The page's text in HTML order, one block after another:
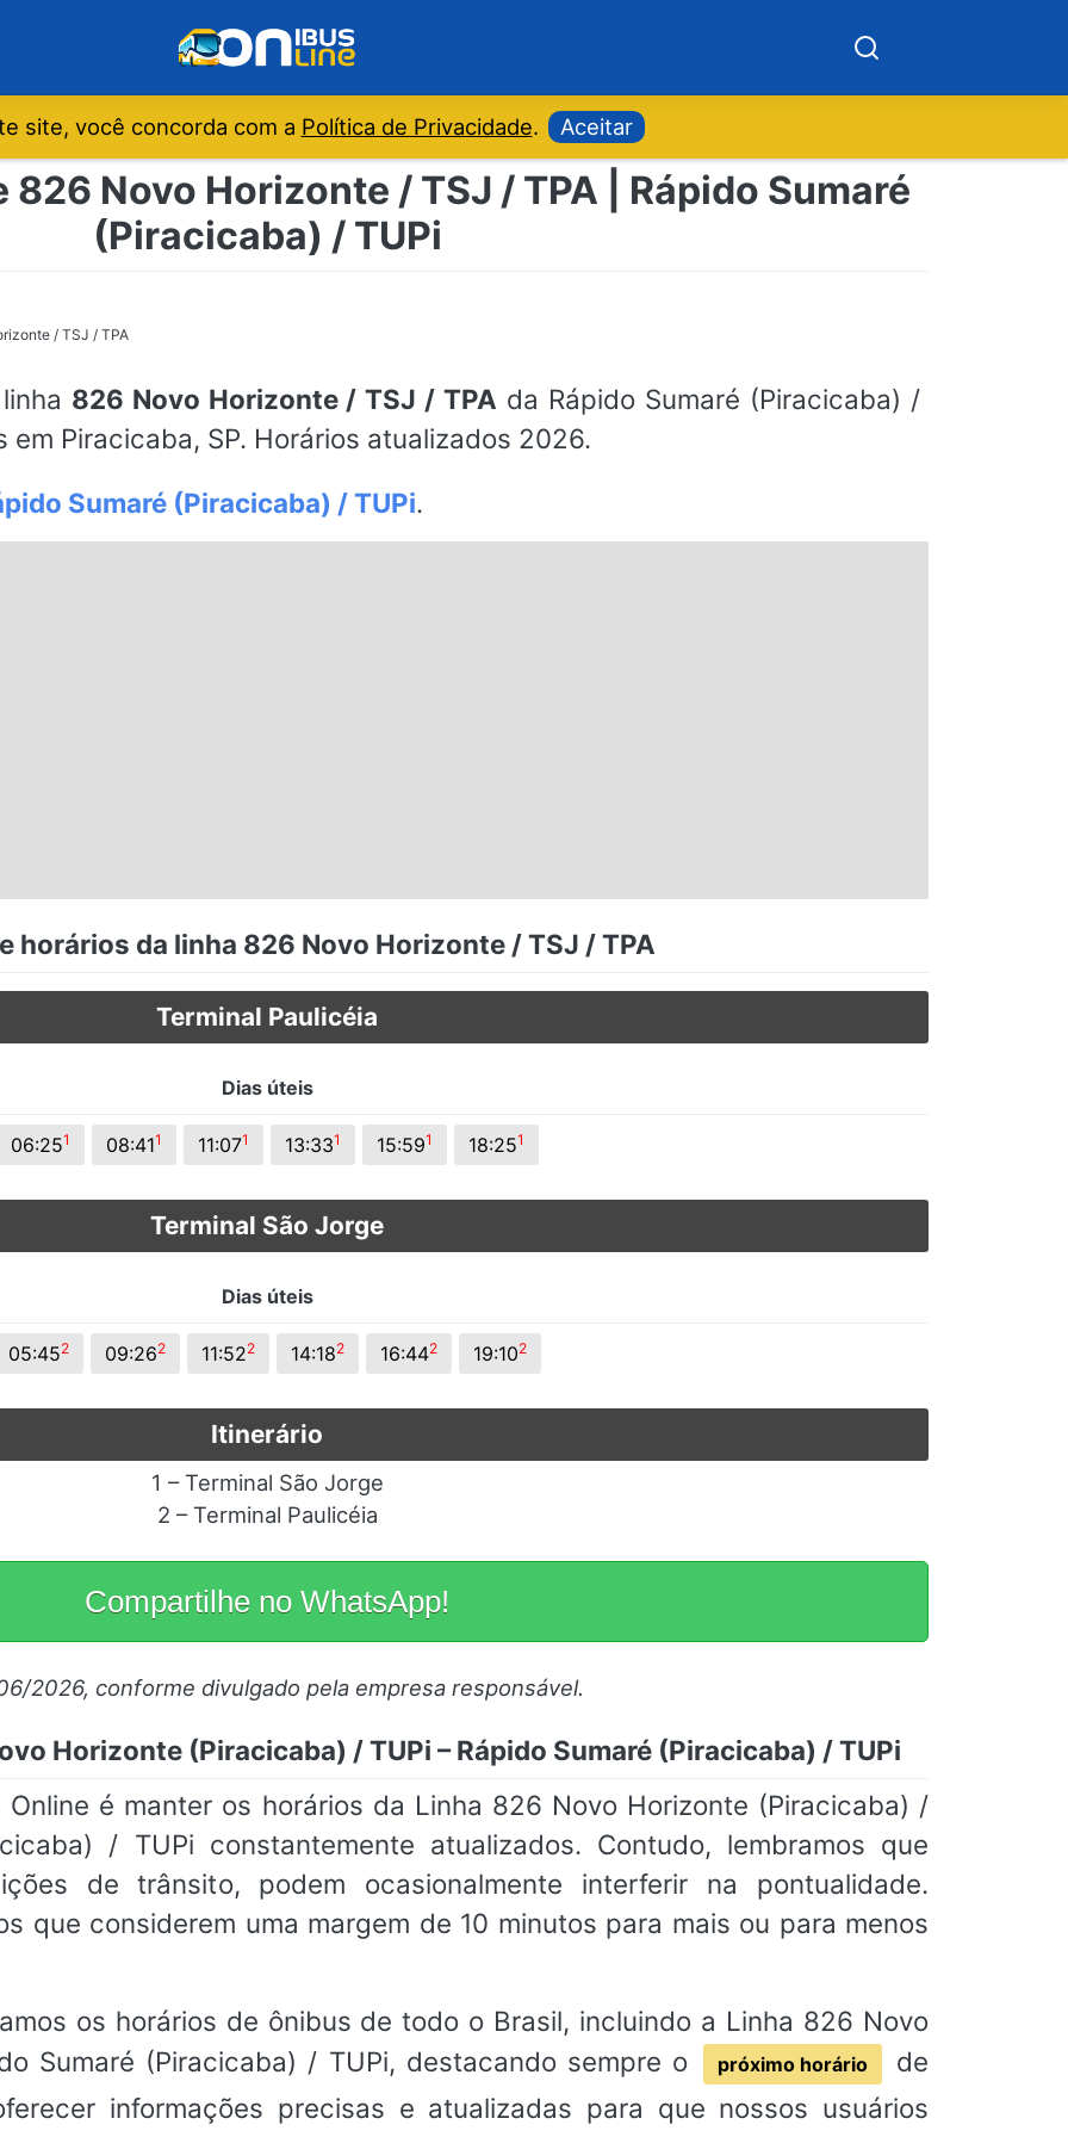
site, você concorda com a Política de Privacidade. Aceitar
Novo Horizonte / TSJ / TPA | Rápido Sumaré
(Piracicaba) / TUPi
/ TSJ / TPA
826 Novo Horizonte / TSJ / TPA da Rápido Sumaré (Piracicaba) /
em Piracicaba, SP. Horários atualizados 2026.
Sumaré (Piracicaba) / TUPi.
horários da linha 826 Novo Horizonte / TSJ / TPA
Terminal Paulicéia
Dias úteis
06:251 08:411 11:071 13:331 15:591 18:251
Terminal São Jorge
Dias úteis
05:452 09:262 11:522 14:182 16:442 19:102
Itinerário
1 – Terminal São Jorge
2 – Terminal Paulicéia
Compartilhe no WhatsApp!
2026, conforme divulgado pela empresa responsável.
Horizonte (Piracicaba) / TUPi – Rápido Sumaré (Piracicaba) / TUPi
Online é manter os horários da Linha 826 Novo Horizonte (Piracicaba) /
/ TUPi constantemente atualizados. Contudo, lembramos que
de trânsito, podem ocasionalmente interferir na pontualidade.
que considerem uma margem de 10 minutos para mais ou para menos
os horários de ônibus de todo o Brasil, incluindo a Linha 826 Novo
Sumaré (Piracicaba) / TUPi, destacando sempre o
próximo horário
de
informações precisas e atualizadas para que nossos usuários